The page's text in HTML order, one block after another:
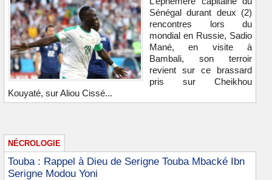
Sénégal durant deux (2)
rencontres lors du
mondial en Russie, Sadio
Mané, en visite à
Bambali, son terroir
revient sur ce brassard
pris sur Cheikhou
Kouyaté, sur Aliou Cissé...
NÉCROLOGIE
Touba : Rappel à Dieu de Serigne Touba Mbacké Ibn
Serigne Modou Yoni